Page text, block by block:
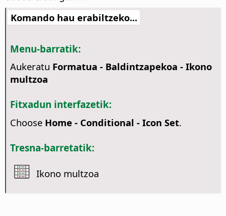
Komando hau erabiltzeko...
Menu-barratik:
Aukeratu Formatua - Baldintzapekoa - Ikono
multzoa
Fitxadun interfazetik:
Choose Home - Conditional - Icon Set.
Tresna-barretatik:
Ikono multzoa